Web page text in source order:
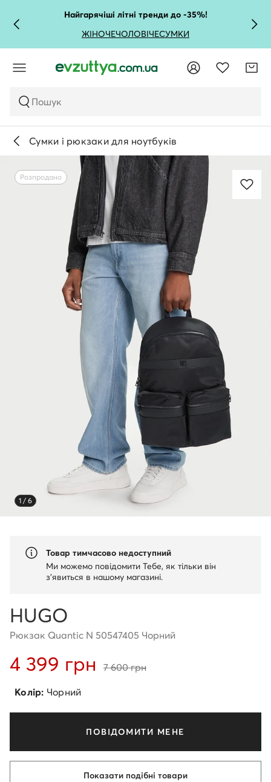
Найгарячіші літні тренди до -35%!
ЖІНОЧЕЧОЛОВІЧЕСУМКИ
Пошук
Сумки і рюкзаки для ноутбуків
1 / 6
Розпродано
Товар тимчасово недоступний
Ми можемо повідомити Тебе, як тільки він
з'явиться в нашому магазині.
HUGO
Рюкзак Quantic N 50547405 Чорний
4 399 грн 7 600 грн
Колір: Чорний
ПОВІДОМИТИ МЕНЕ
Показати подібні товари